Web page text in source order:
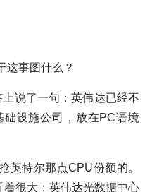
这事图什么？
说了一句：英伟达已经不
设施公司，放在PC语境
英特尔那点CPU份额的。
很大；英伟达光数据中心